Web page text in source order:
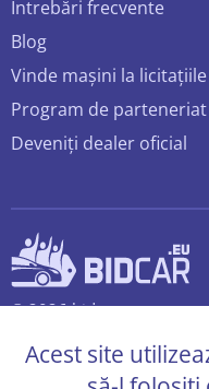
Întrebări frecvente
Blog
Vinde mașini la
Program de parteneriat
Deveniți dealer oficial
© 2026 bidcar.eu
Acest site